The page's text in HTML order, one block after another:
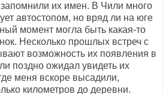
их имен. В Чили много
автостопом, но вряд ли на юге
момент могла быть какая-то
Несколько прошлых встреч с
возможность их появления в
поздно ожидал увидеть их
меня вскоре высадили,
километров до деревни.